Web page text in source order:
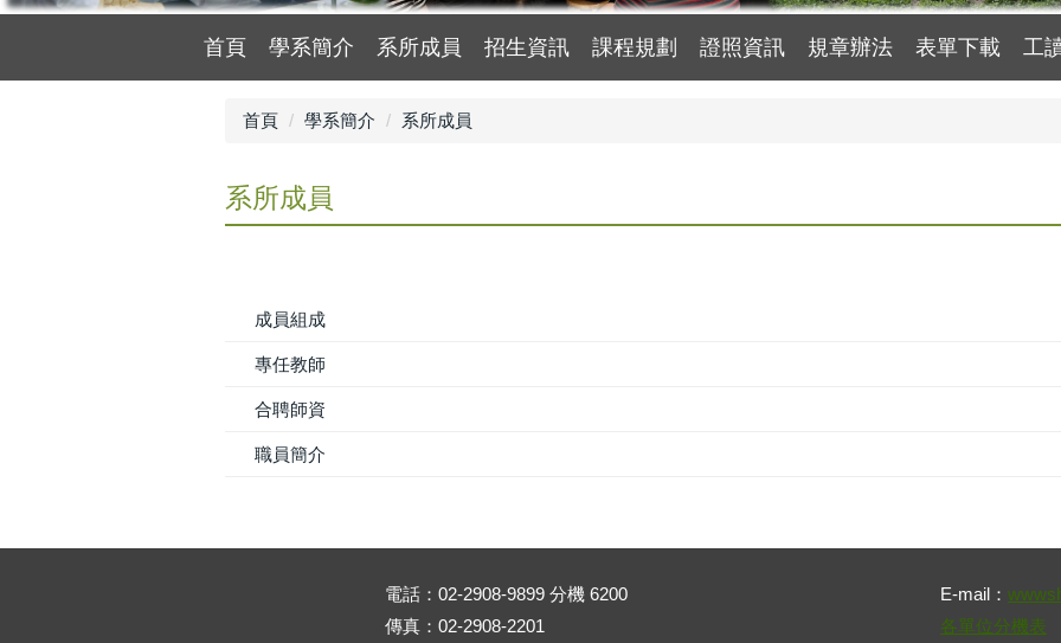
首頁 學系簡介 系所成員 招生資訊 課程規劃 證照資訊 規章辦法 表單下載 工
首頁 學系簡介 系所成員
系所成員
成員組成
專任教師
合聘師資
職員簡介
電話：02-2908-9899 分機 6200
傳真：02-2908-2201
E-mail：
各單位分機表